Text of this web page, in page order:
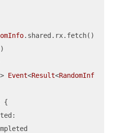
.shared.rx.fetch()
>
Event<Result<RandomInf
{